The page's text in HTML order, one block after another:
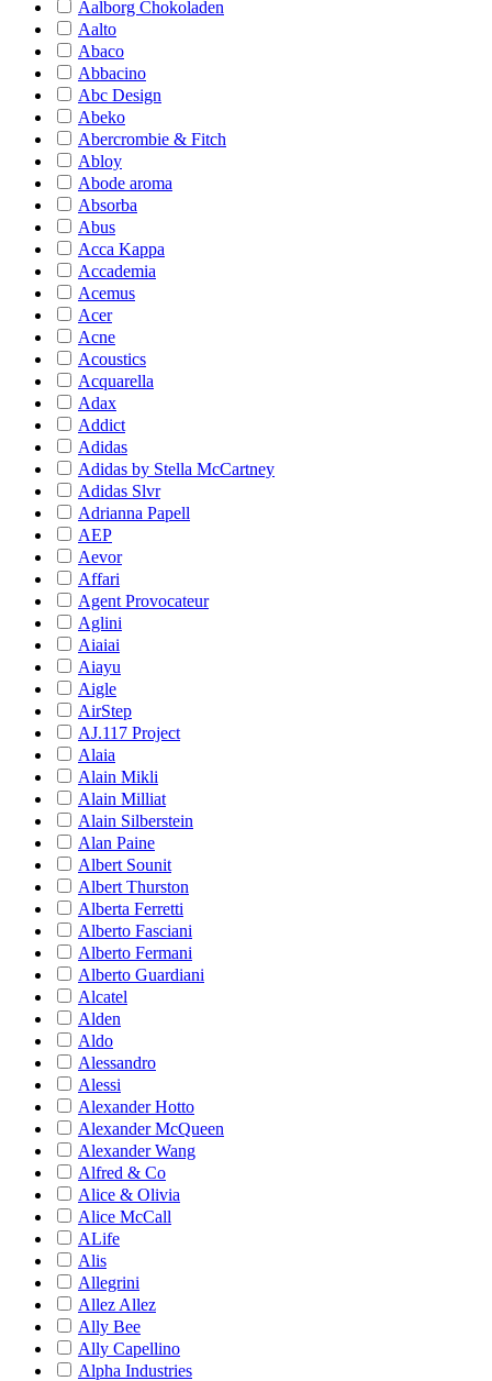
Aalborg Chokoladen
Aalto
Abaco
Abbacino
Abc Design
Abeko
Abercrombie & Fitch
Abloy
Abode aroma
Absorba
Abus
Acca Kappa
Accademia
Acemus
Acer
Acne
Acoustics
Acquarella
Adax
Addict
Adidas
Adidas by Stella McCartney
Adidas Slvr
Adrianna Papell
AEP
Aevor
Affari
Agent Provocateur
Aglini
Aiaiai
Aiayu
Aigle
AirStep
AJ.117 Project
Alaia
Alain Mikli
Alain Milliat
Alain Silberstein
Alan Paine
Albert Sounit
Albert Thurston
Alberta Ferretti
Alberto Fasciani
Alberto Fermani
Alberto Guardiani
Alcatel
Alden
Aldo
Alessandro
Alessi
Alexander Hotto
Alexander McQueen
Alexander Wang
Alfred & Co
Alice & Olivia
Alice McCall
ALife
Alis
Allegrini
Allez Allez
Ally Bee
Ally Capellino
Alpha Industries